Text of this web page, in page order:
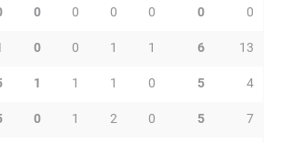
0 0 0 0 0 0
0 0 1 1 6 13
1 1 1 0 5 4
0 1 2 0 5 7